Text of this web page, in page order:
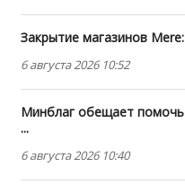
Закрытие магазинов
6 августа 2026 10:52
Минблаг обещает
...
6 августа 2026 10:40